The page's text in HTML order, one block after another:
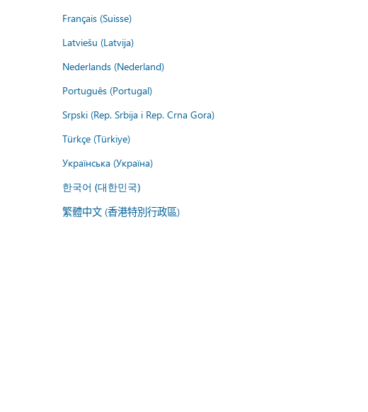
Français (Suisse)
Latviešu (Latvija)
Nederlands (Nederland)
Português (Portugal)
Srpski (Rep. Srbija i Rep. Crna Gora)
Türkçe (Türkiye)
Українська (Україна)
한국어 (대한민국)
繁體中文 (香港特別行政區)